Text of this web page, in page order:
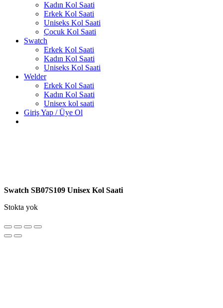
Kadın Kol Saati
Erkek Kol Saati
Uniseks Kol Saati
Çocuk Kol Saati
Swatch
Erkek Kol Saati
Kadın Kol Saati
Uniseks Kol Saati
Welder
Erkek Kol Saati
Kadın Kol Saati
Unisex kol saati
Giriş Yap / Üye Ol
Swatch SB07S109 Unisex Kol Saati
Stokta yok